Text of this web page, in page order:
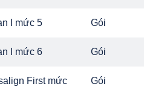
I mức 5 Gói
I mức 6 Gói
First mức
Gói